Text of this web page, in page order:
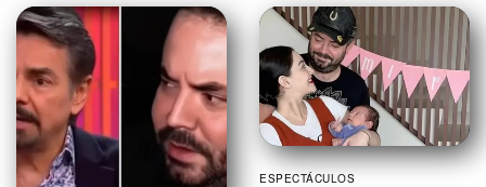
ESPECTÁCULOS